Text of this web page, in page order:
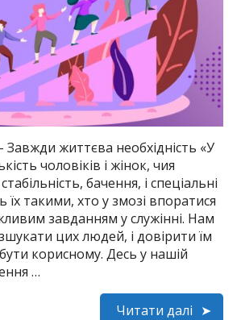
Завжди життєва необхідність «У
чоловіків і жінок, чия
бачення, і спеціальні
їх такими, хто у змозі впоратися
завданням у служінні. Нам
цих людей, і довірити їм
корисному. Десь у нашій
…
Читати далі